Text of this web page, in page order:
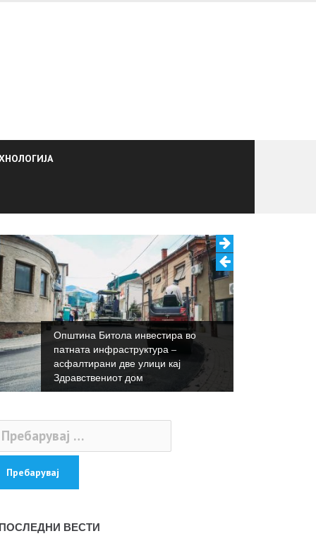
Општина Битола инвестира во
патната инфраструктура –
асфалтирани две улици кај
Здравствениот дом
ПОСЛЕДНИ ВЕСТИ